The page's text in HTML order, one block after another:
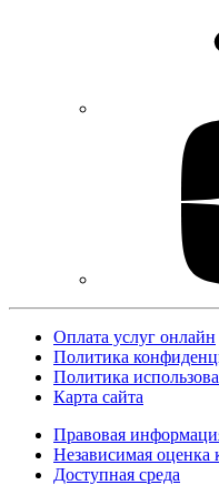
Оплата услуг онлайн
Политика
Политика
Карта сайта
Правовая
Независимая оценка
Доступная среда